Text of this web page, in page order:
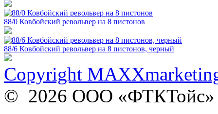
88/0 Ковбойский револьвер на 8 пистонов
88/6 Ковбойский револьвер на 8 пистонов, черный
Copyright
© 2026 ООО «ФТКТойс»